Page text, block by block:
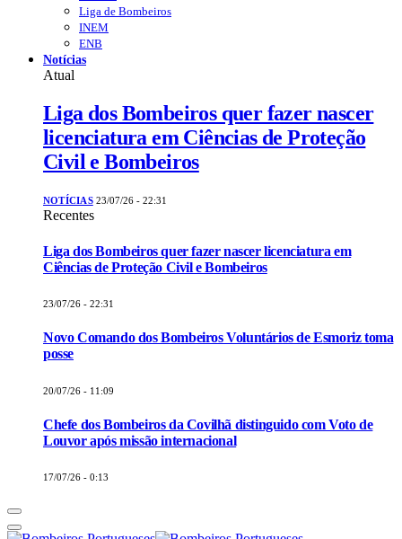
Liga de Bombeiros
INEM
ENB
Notícias
Atual
Liga dos Bombeiros quer fazer nascer
licenciatura em Ciências de Proteção
Civil e Bombeiros
NOTÍCIAS 23/07/26 - 22:31
Recentes
Liga dos Bombeiros quer fazer nascer licenciatura em
Ciências de Proteção Civil e Bombeiros
23/07/26 - 22:31
Novo Comando dos Bombeiros Voluntários de Esmoriz toma
posse
20/07/26 - 11:09
Chefe dos Bombeiros da Covilhã distinguido com Voto de
Louvor após missão internacional
17/07/26 - 0:13